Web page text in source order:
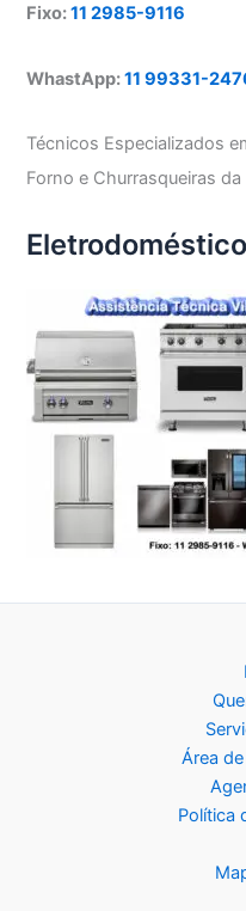
Fixo:11 2985-9116
WhastApp:11 99331-
Técnicos Especializados
Forno e Churrasqueiras
Área
Política